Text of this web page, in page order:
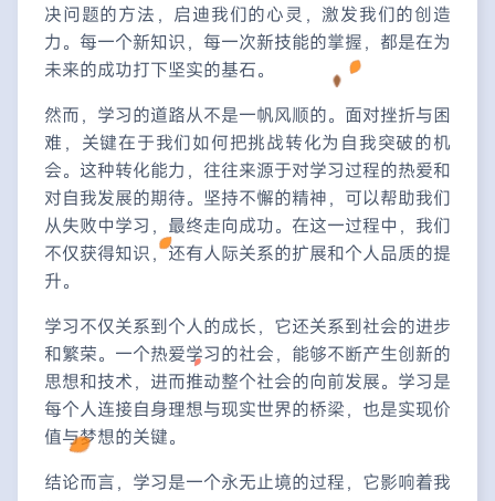
决问题的方法，启迪我们的心灵，激发我们的创造
力。每一个新知识，每一次新技能的掌握，都是在为
未来的成功打下坚实的基石。
然而，学习的道路从不是一帆风顺的。面对挫折与困
难，关键在于我们如何把挑战转化为自我突破的机
会。这种转化能力，往往来源于对学习过程的热爱和
对自我发展的期待。坚持不懈的精神，可以帮助我们
从失败中学习，最终走向成功。在这一过程中，我们
不仅获得知识，还有人际关系的扩展和个人品质的提
升。
学习不仅关系到个人的成长，它还关系到社会的进步
和繁荣。一个热爱学习的社会，能够不断产生创新的
思想和技术，进而推动整个社会的向前发展。学习是
每个人连接自身理想与现实世界的桥梁，也是实现价
值与梦想的关键。
结论而言，学习是一个永无止境的过程，它影响着我